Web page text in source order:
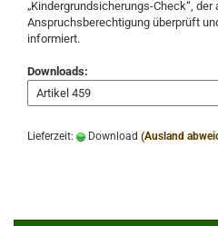
„Kindergrundsicherungs-Check“,
Anspruchsberechtigung überprüft
informiert.
Downloads:
Lieferzeit: Download (Ausland